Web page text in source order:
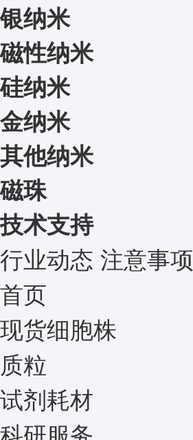
银纳米
磁性纳米
硅纳米
金纳米
其他纳米
磁珠
技术支持
行业动态 注意事项
首页
现货细胞株
质粒
试剂耗材